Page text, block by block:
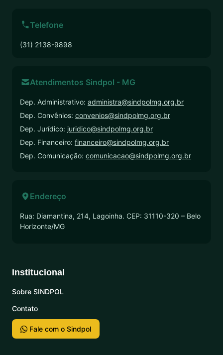
Telefone
(31) 2138-9898
Atendimentos Sindpol - MG
Dep. Administrativo: administra@sindpolmg.org.br
Dep. Convênios: convenios@sindpolmg.org.br
Dep. Jurídico: juridico@sindpolmg.org.br
Dep. Financeiro: financeiro@sindpolmg.org.br
Dep. Comunicação: comunicacao@sindpolmg.org.br
Endereço
Rua: Diamantina, 214, Lagoinha. CEP: 31110-320 – Belo
Horizonte/MG
Institucional
Sobre SINDPOL
Contato
Fale com o Sindpol